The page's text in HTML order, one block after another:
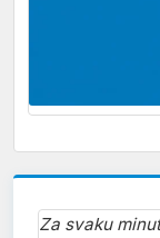
Za svaku